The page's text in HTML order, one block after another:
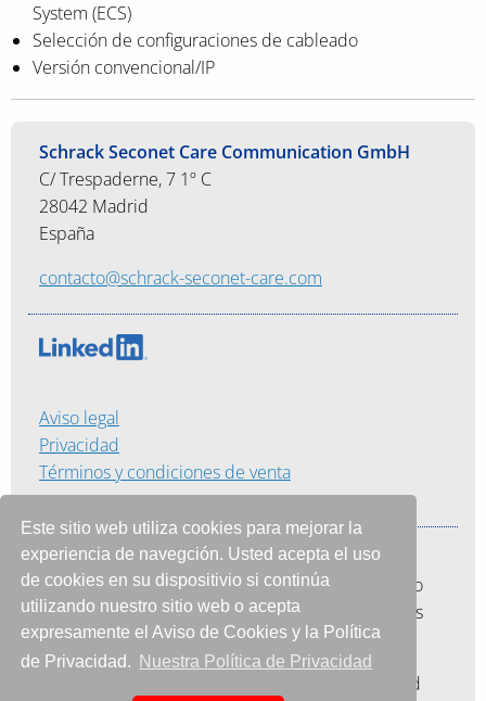
Este sitio web utiliza cookies para mejorar la
experiencia de navegción. Usted acepta el uso
de cookies en su dispositivio si continúa
utilizando nuestro sitio web o acepta
expresamente el Aviso de Cookies y la Política
de Privacidad. Nuestra Política de Privacidad
System (ECS)
Selección de configuraciones de cableado
Versión convencional/IP
Schrack Seconet Care Communication GmbH
C/ Trespaderne, 7 1º C
28042 Madrid
España
contacto@schrack-seconet-care.com
Aviso legal
Privacidad
Términos y condiciones de venta
Nuestra misión consiste en proporcionar a los
hospitales una plataforma que les permita no solo
ahorrar tiempo y dinero sino también impulsar las
eficiencias.
Esta combinación hace de la nuestra una realidad